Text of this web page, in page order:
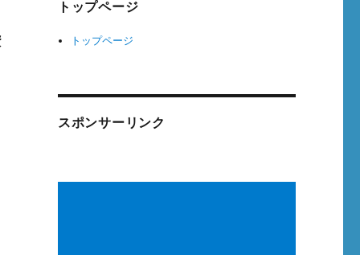
トップページ
トップページ
スポンサーリンク